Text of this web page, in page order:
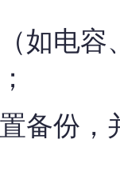
如电
备份